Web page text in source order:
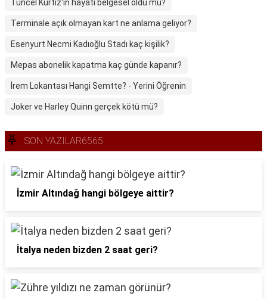
Tuncel Kurti̇z'i̇n hayatı belgesel oldu mu?
Terminale açık olmayan kart ne anlama geliyor?
Esenyurt Necmi Kadıoğlu Stadı kaç kişilik?
Mepas abonelik kapatma kaç günde kapanır?
İrem Lokantası Hangi Semtte? - Yerini Öğrenin
Joker ve Harley Quinn gerçek kötü mü?
SON YAZILAR6565
İzmir Altındağ hangi bölgeye aittir?
İtalya neden bizden 2 saat geri?